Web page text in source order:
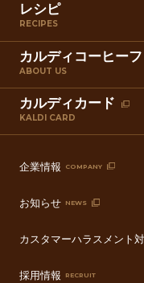
レシピ
RECIPES
カルディコーヒー
ABOUT US
カルディカード
KALDI CARD
企業情報 COMPANY
お知らせ NEWS
カスタマーハラスメント
採用情報 RECRUIT